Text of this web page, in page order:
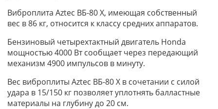
Виброплита Aztec ВБ-80 Х, имеющая собственный
вес в 86 кг, относится к классу средних аппаратов.
Бензиновый четырехтактный двигатель Honda
мощностью 4000 Вт сообщает через передающий
механизм 4900 импульсов в минуту.
Вес виброплиты Aztec ВБ-80 Х в сочетании с силой
удара в 15/150 кг позволяет уплотнять балластные
материалы на глубину до 20 см.